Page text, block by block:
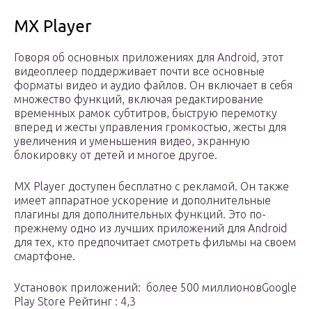
MX Player
Говоря об основных приложениях для Android, этот
видеоплеер поддерживает почти все основные
форматы видео и аудио файлов. Он включает в себя
множество функций, включая редактирование
временных рамок субтитров, быструю перемотку
вперед и жесты управления громкостью, жесты для
увеличения и уменьшения видео, экранную
блокировку от детей и многое другое.
MX Player доступен бесплатно с рекламой. Он также
имеет аппаратное ускорение и дополнительные
плагины для дополнительных функций. Это по-
прежнему одно из лучших приложений для Android
для тех, кто предпочитает смотреть фильмы на своем
смартфоне.
Установок приложений: более 500 миллионовGoogle
Play Store Рейтинг : 4,3